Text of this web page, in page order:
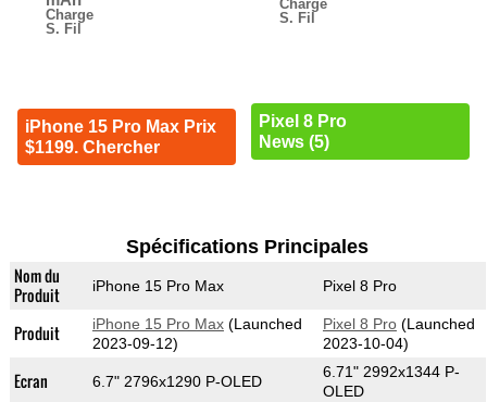
Charge
S. Fil
iPhone 15 Pro Max Prix
$1199. Chercher
Charge
S. Fil
Pixel 8 Pro
News (5)
Spécifications Principales
Nom du
Produit
iPhone 15 Pro Max Pixel 8 Pro
Produit iPhone 15 Pro Max(Launched
2023-09-12)
Pixel 8 Pro(Launched
2023-10-04)
Ecran 6.7" 2796x1290 P-OLED
6.71" 2992x1344 P-
OLED